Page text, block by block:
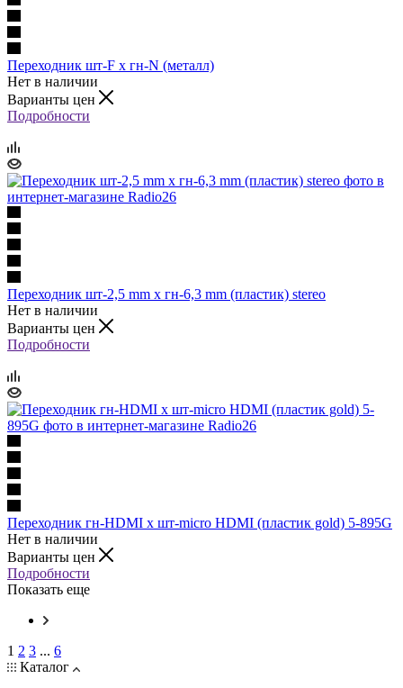
Переходник шт-F х гн-N (металл)
Нет в наличии
Варианты цен
Подробности
Переходник шт-2,5 mm х гн-6,3 mm (пластик) stereo
Нет в наличии
Варианты цен
Подробности
Переходник гн-HDMI х шт-micro HDMI (пластик gold) 5-895G
Нет в наличии
Варианты цен
Подробности
Показать еще
1 2 3 ... 6
Каталог